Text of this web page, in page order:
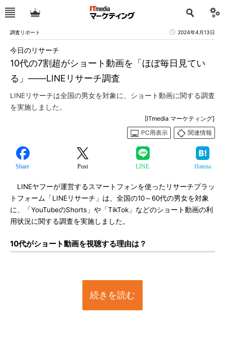
調査リポート 2024年4月13日
10代の7割超がショート動画を「ほぼ毎日見てい
る」――LINEリサーチ調査
今日のリサーチ
LINEリサーチは全国の男女を対象に、ショート動画に関する調査
を実施しました。
[ITmedia マーケティング]
PC用表示
関連情報
Share Post LINE Hatena
LINEヤフーが運営するスマートフォンを使ったリサーチプラッ
トフォーム「LINEリサーチ」は、全国の10～60代の男女を対象
に、「YouTubeのShorts」や「TikTok」などのショート動画の利
用状況に関する調査を実施しました。
10代がショート動画を視聴する理由は？
続きを読む